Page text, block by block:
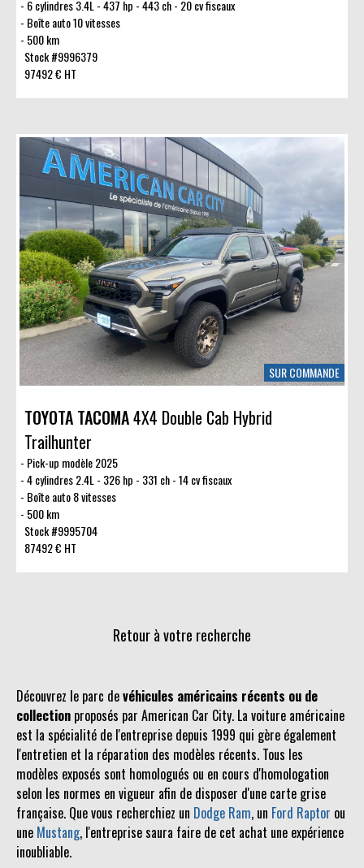
Découvrez le parc devéhicules américains récents ou de
collection proposés par American Car City. La voiture américaine
est la spécialité de l'entreprise depuis 1999 qui gère également
l'entretien et la réparation des modèles récents. Tous les
modèles exposés sont homologués ou en cours d'homologation
selon les normes en vigueur afin de disposer d'une carte grise
française. Que vous recherchiez un Dodge Ram, un Ford Raptor ou
une Mustang, l'entreprise saura faire de cet achat une expérience
inoubliable.
6 cylindres 3.4L - 437 hp - 443 ch - 20 cv fiscaux
Boîte auto 10 vitesses
500 km
Stock #9996379
97492 € HT
SUR COMMANDE
TOYOTA TACOMA4X4 Double Cab Hybrid
Trailhunter
Pick-up modèle 2025
4 cylindres 2.4L - 326 hp - 331 ch - 14 cv fiscaux
Boîte auto 8 vitesses
500 km
Stock #9995704
87492 € HT
Retour à votre recherche